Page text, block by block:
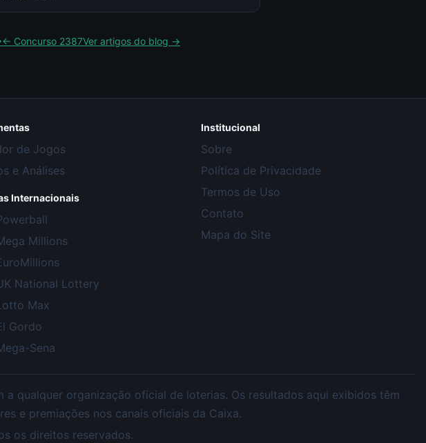
← Concurso 2387Ver artigos do blog →
de Jogos
e Análises
Internacionais
Millions
National Lottery
Max
Gordo
Sena
Institucional
Sobre
Política de Privacidade
Termos de Uso
Contato
Mapa do Site
qualquer organização oficial de loterias. Os resultados aqui exibidos têm
e premiações nos canais oficiais da Caixa.
os direitos reservados.